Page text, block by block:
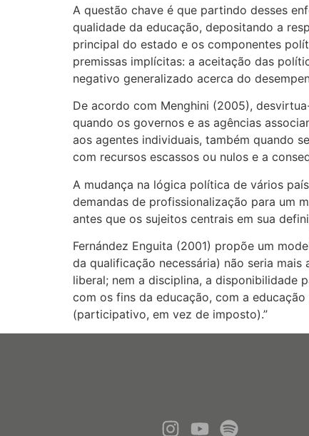
A questão chave é que partindo desses
qualidade da educação, depositando a
principal do estado e os componentes
premissas implícitas: a aceitação das
negativo generalizado acerca do
De acordo com Menghini (2005),
quando os governos e as agências
aos agentes individuais, também quando
com recursos escassos ou nulos e a
A mudança na lógica política de vários
demandas de profissionalização para um
antes que os sujeitos centrais em sua
Fernández Enguita (2001) propõe um
da qualificação necessária) não seria
liberal; nem a disciplina, a disponibilidade
com os fins da educação, com a
(participativo, em vez de imposto).”